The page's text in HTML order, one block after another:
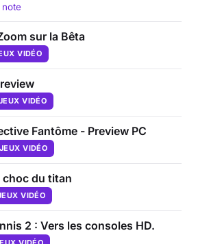
note
sur la Bêta
VIDÉO
VIDÉO
Fantôme - Preview PC
JEUX VIDÉO
choc du titan
VIDÉO
2 : Vers les consoles HD.